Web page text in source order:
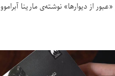
از دیوارها» نوشته‌ی مارینا